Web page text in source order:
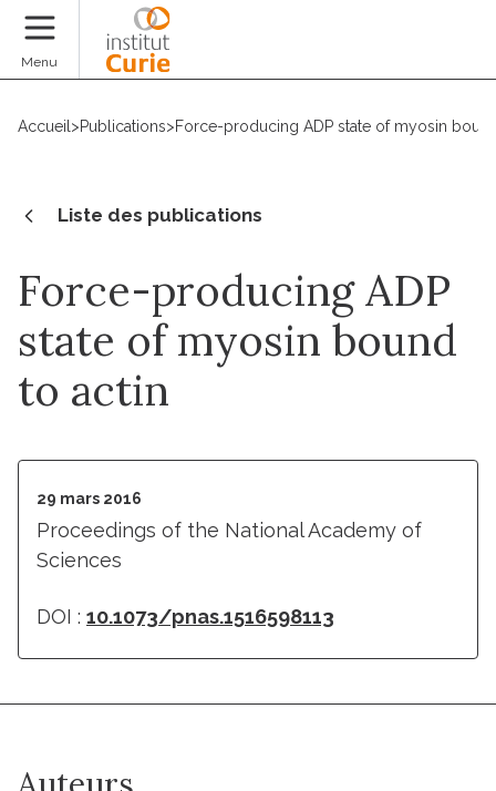
Menu
Accueil >Publications>Force-producing ADP state of myosin
Liste des publications
Force-producing ADP
state of myosin bound
to actin
29 mars 2016
Proceedings of the National Academy of
Sciences
DOI : 10.1073/pnas.1516598113